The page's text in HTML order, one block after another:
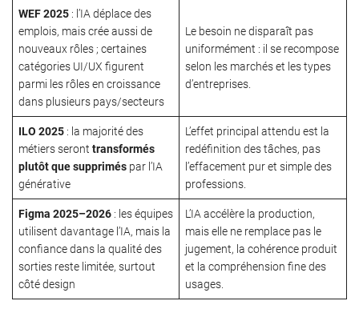
WEF 2025 : l’IA déplace des
emplois, mais crée aussi de
nouveaux rôles ; certaines
catégories UI/UX figurent
parmi les rôles en croissance
dans plusieurs pays/secteurs
Le besoin ne disparaît pas
uniformément : il se recompose
selon les marchés et les types
d’entreprises.
ILO 2025 : la majorité des
métiers seront transformés
plutôt que supprimés par l’IA
générative
L’effet principal attendu est la
redéfinition des tâches, pas
l’effacement pur et simple des
professions.
Figma 2025–2026 : les équipes
utilisent davantage l’IA, mais la
confiance dans la qualité des
sorties reste limitée, surtout
côté design
L’IA accélère la production,
mais elle ne remplace pas le
jugement, la cohérence produit
et la compréhension fine des
usages.